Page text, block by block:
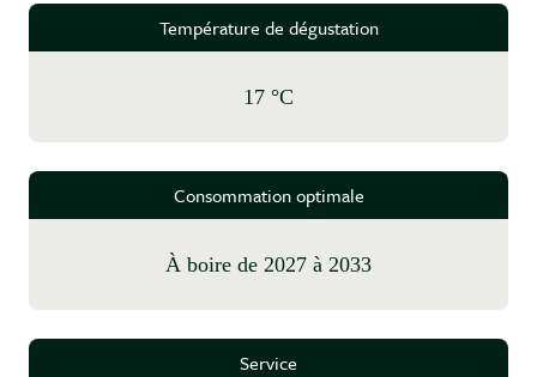
Température de dégustation
17 °C
Consommation optimale
à boire de 2027 à 2033
Service